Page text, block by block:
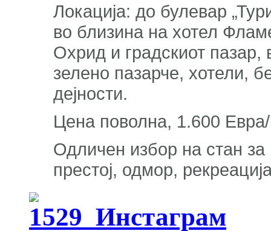
Локација: до булевар
во близина на хотел
Охрид и градскиот пазар,
зелено пазарче, хотели,
дејности.
Цена поволна, 1.600
Одличен избор на стан
престој, одмор,